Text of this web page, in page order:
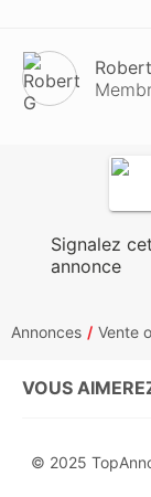
Signalez
annonce
Annonces Vente
VOUS
© 2025